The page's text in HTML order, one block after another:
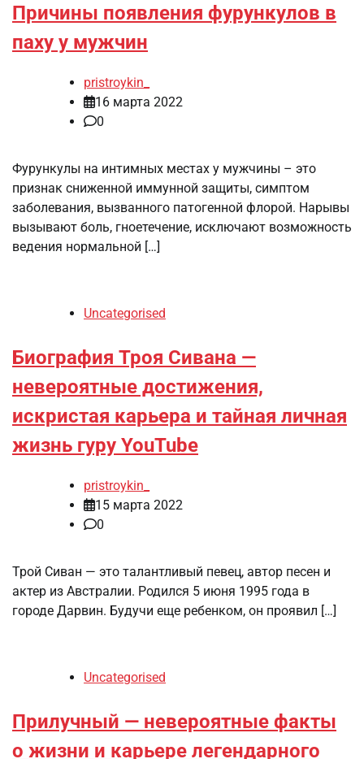
Причины появления фурункулов в
паху у мужчин
pristroykin_
16 марта 2022
0
Фурункулы на интимных местах у мужчины – это
признак сниженной иммунной защиты, симптом
заболевания, вызванного патогенной флорой. Нарывы
вызывают боль, гноетечение, исключают возможность
ведения нормальной […]
Uncategorised
Биография Троя Сивана —
невероятные достижения,
искристая карьера и тайная личная
жизнь гуру YouTube
pristroykin_
15 марта 2022
0
Трой Сиван — это талантливый певец, автор песен и
актер из Австралии. Родился 5 июня 1995 года в
городе Дарвин. Будучи еще ребенком, он проявил […]
Uncategorised
Прилучный — невероятные факты
о жизни и карьере легендарного